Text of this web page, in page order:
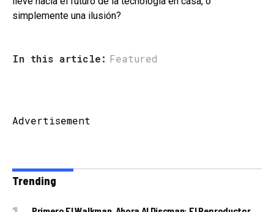
simplemente una ilusión?
In this article: Featured
Advertisement
Trending